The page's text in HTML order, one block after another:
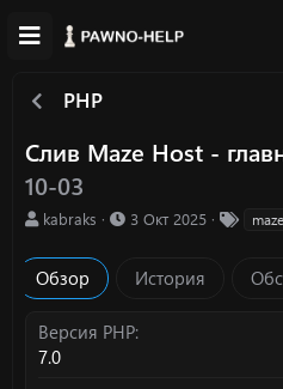
PHP
Слив Maze Host -
10-03
А
т
о
р
kabraks
Д
а
о
3 Окт 2025
и
Обзор История
Версия PHP
7.0